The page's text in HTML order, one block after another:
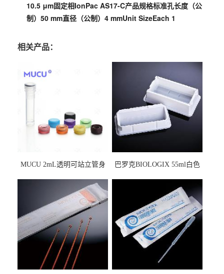
10.5 μm固定相IonPac AS17-C产品规格标准孔长度（公
制）50 mm直径（公制）4 mmUnit SizeEach 1
相关产品：
MUCU 2mL透明可站立管身
巴罗克BIOLOGIX 55ml白色
马射线灭菌25-0051